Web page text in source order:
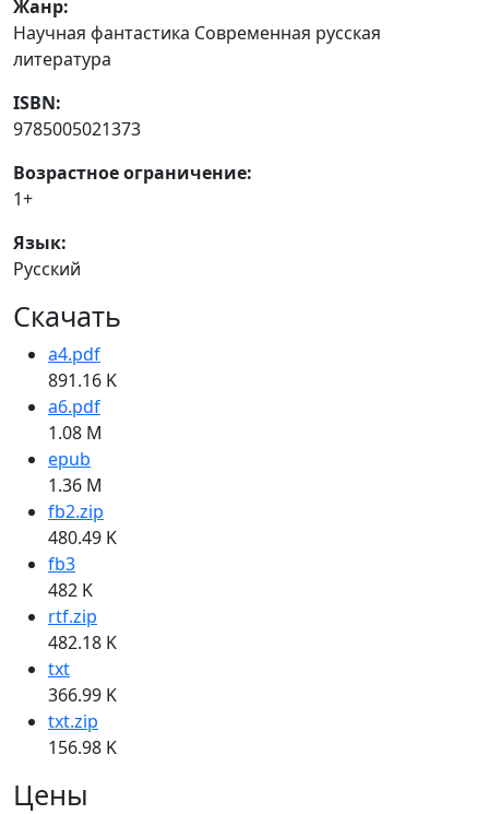
Жанр:
Научная фантастика Современная русская
литература
ISBN:
9785005021373
Возрастное ограничение:
1+
Язык:
Русский
Скачать
a4.pdf
891.16 K
a6.pdf
1.08 M
epub
1.36 M
fb2.zip
480.49 K
fb3
482 K
rtf.zip
482.18 K
txt
366.99 K
txt.zip
156.98 K
Цены